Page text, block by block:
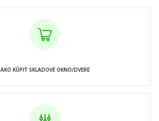
AKO KÚPIŤ SKLADOVÉ OKNO/DVERE